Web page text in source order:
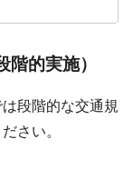
的実施）
段階的な交通規
さい。